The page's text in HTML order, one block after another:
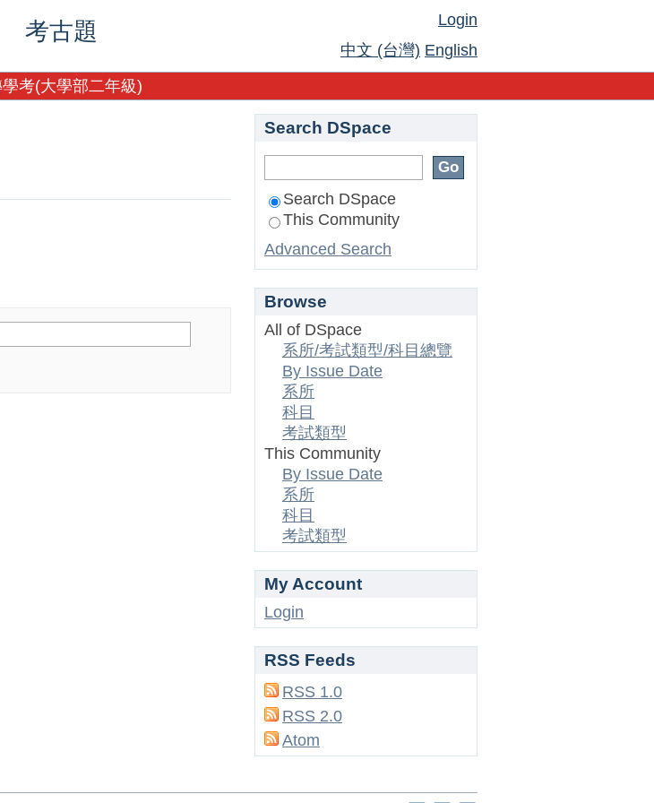
考古題
Login
中文 (台灣) English
考(大學部二年級)
Search DSpace
Search DSpace
This Community
Advanced Search
Browse
All of DSpace
系所/考試類型/科目總覽
By Issue Date
系所
科目
考試類型
This Community
By Issue Date
系所
科目
考試類型
My Account
Login
RSS Feeds
RSS 1.0
RSS 2.0
Atom